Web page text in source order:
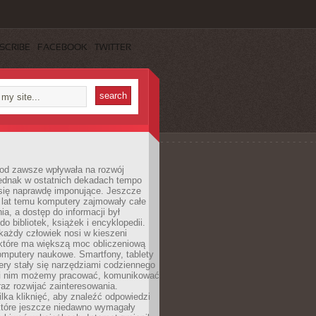
FACEBOOK TWITTER
zawsze wpływała na rozwój
w ostatnich dekadach tempo
naprawdę imponujące. Jeszcze
temu komputery zajmowały całe
a dostęp do informacji był
bibliotek, książek i encyklopedii.
człowiek nosi w kieszeni
ma większą moc obliczeniową
naukowe. Smartfony, tablety
stały się narzędziami codziennego
możemy pracować, komunikować
rozwijać zainteresowania.
kliknięć, aby znaleźć odpowiedzi
jeszcze niedawno wymagały